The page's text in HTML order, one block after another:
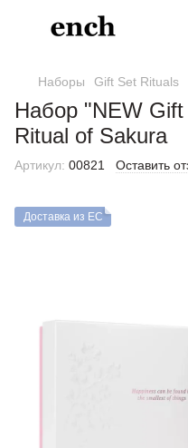
Наборы Gift Set Rituals
Набор "NEW
Ritual of Sakura
Артикул: 00821 Оставить
Доставка из ЕС